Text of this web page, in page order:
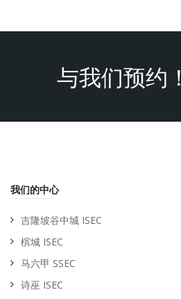
与我们预约！
我们的中心
吉隆坡谷中城 ISEC
槟城 ISEC
马六甲 SSEC
诗巫 ISEC